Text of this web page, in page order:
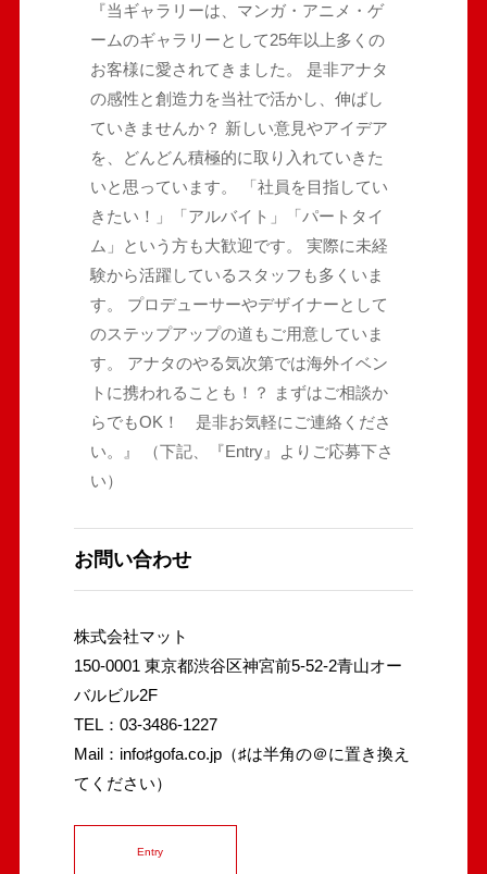
『当ギャラリーは、マンガ・アニメ・ゲ
ームのギャラリーとして25年以上多くの
お客様に愛されてきました。 是非アナタ
の感性と創造力を当社で活かし、伸ばし
ていきませんか？ 新しい意見やアイデア
を、どんどん積極的に取り入れていきた
いと思っています。 「社員を目指してい
きたい！」「アルバイト」「パートタイ
ム」という方も大歓迎です。 実際に未経
験から活躍しているスタッフも多くいま
す。 プロデューサーやデザイナーとして
のステップアップの道もご用意していま
す。 アナタのやる気次第では海外イベン
トに携われることも！？ まずはご相談か
らでもOK！ 是非お気軽にご連絡くださ
い。』 （下記、『Entry』よりご応募下さ
い）
お問い合わせ
株式会社マット
150-0001 東京都渋谷区神宮前5-52-2青山オー
バルビル2F
TEL：03-3486-1227
Mail：info♯gofa.co.jp（♯は半角の＠に置き換え
てください）
Entry